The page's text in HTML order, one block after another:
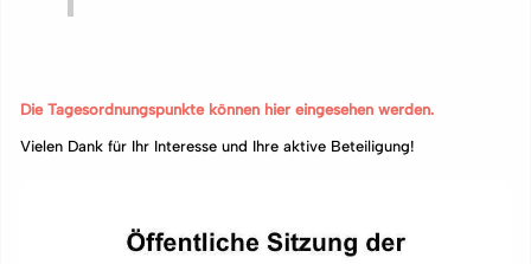
Die Tagesordnungspunkte können hier eingesehen werden.
Vielen Dank für Ihr Interesse und Ihre aktive Beteiligung!